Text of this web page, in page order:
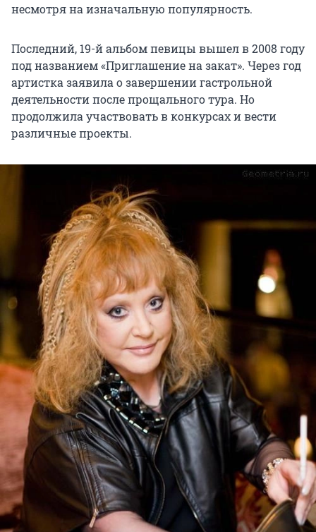
несмотря на изначальную популярность.
Последний, 19-й альбом певицы вышел в 2008 году
под названием «Приглашение на закат». Через год
артистка заявила о завершении гастрольной
деятельности после прощального тура. Но
продолжила участвовать в конкурсах и вести
различные проекты.